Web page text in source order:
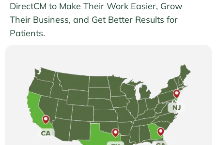
DirectCM to Make Their Work Easier, Grow
Their Business, and Get Better Results for
Patients.